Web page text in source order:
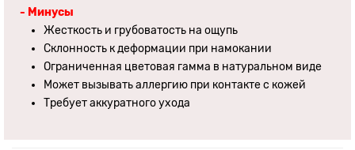
- Минусы
Жесткость и грубоватость на ощупь
Склонность к деформации при намокании
Ограниченная цветовая гамма в натуральном виде
Может вызывать аллергию при контакте с кожей
Требует аккуратного ухода